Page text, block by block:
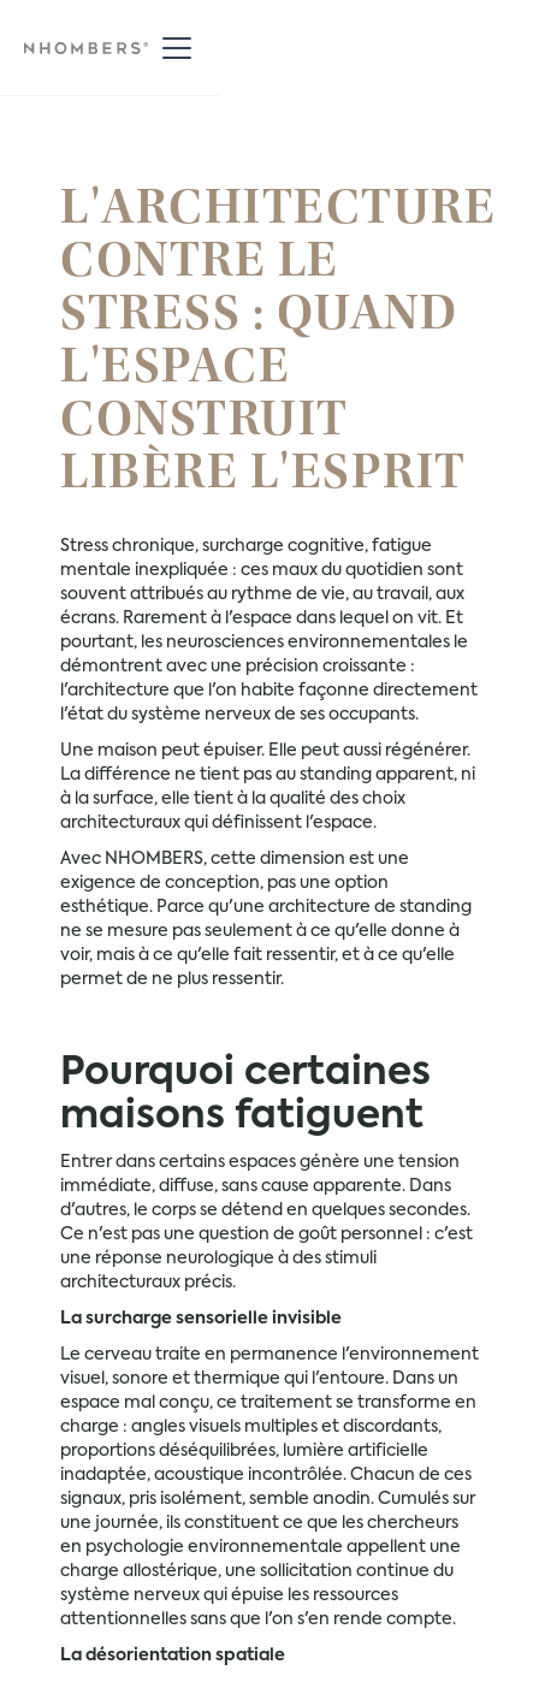
L'ARCHITECTURE
CONTRE LE
STRESS : QUAND
L'ESPACE
CONSTRUIT
LIBÈRE L'ESPRIT
Stress chronique, surcharge cognitive, fatigue
mentale inexpliquée : ces maux du quotidien sont
souvent attribués au rythme de vie, au travail, aux
écrans. Rarement à l'espace dans lequel on vit. Et
pourtant, les neurosciences environnementales le
démontrent avec une précision croissante :
l'architecture que l'on habite façonne directement
l'état du système nerveux de ses occupants.
Une maison peut épuiser. Elle peut aussi régénérer.
La différence ne tient pas au standing apparent, ni
à la surface, elle tient à la qualité des choix
architecturaux qui définissent l'espace.
Avec NHOMBERS, cette dimension est une
exigence de conception, pas une option
esthétique. Parce qu'une architecture de standing
ne se mesure pas seulement à ce qu'elle donne à
voir, mais à ce qu'elle fait ressentir, et à ce qu'elle
permet de ne plus ressentir.
Pourquoi certaines
maisons fatiguent
Entrer dans certains espaces génère une tension
immédiate, diffuse, sans cause apparente. Dans
d'autres, le corps se détend en quelques secondes.
Ce n'est pas une question de goût personnel : c'est
une réponse neurologique à des stimuli
architecturaux précis.
La surcharge sensorielle invisible
Le cerveau traite en permanence l'environnement
visuel, sonore et thermique qui l'entoure. Dans un
espace mal conçu, ce traitement se transforme en
charge : angles visuels multiples et discordants,
proportions déséquilibrées, lumière artificielle
inadaptée, acoustique incontrôlée. Chacun de ces
signaux, pris isolément, semble anodin. Cumulés sur
une journée, ils constituent ce que les chercheurs
en psychologie environnementale appellent une
charge allostérique, une sollicitation continue du
système nerveux qui épuise les ressources
attentionnelles sans que l'on s'en rende compte.
La désorientation spatiale